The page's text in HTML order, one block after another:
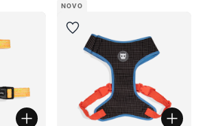
NOVO